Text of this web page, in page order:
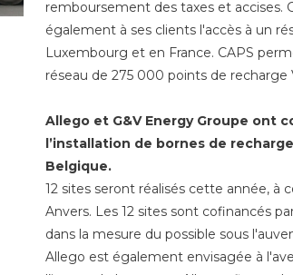
remboursement des taxes et accises.
également à ses clients l'accès à un
Luxembourg et en France. CAPS
réseau de 275 000 points de recharge
Allego et G&V Energy Groupe ont
l’installation de bornes de
Belgique.
12 sites seront réalisés cette année, à
Anvers. Les 12 sites sont cofinancés
dans la mesure du possible sous
Allego est également envisagée à